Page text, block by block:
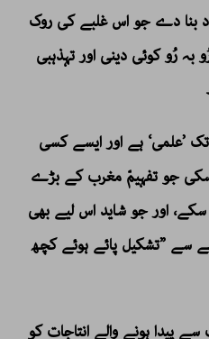
بنا دے جو اس غلبے کی روک
رُو کوئی دینی اور تہذہبی
تک ’علمی‘ ہے اور ایسے کسی
سکی جو تفہیمّ مغرب کے بڑے
اور جو شاید اس لیے بھی
سے ”تشکیل پائے ہوئے کچھ
پیدا ہونے والے انتاجات کو